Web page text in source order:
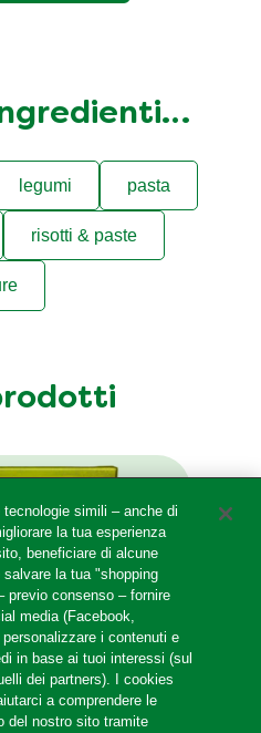
legumi pasta
risotti & paste
simili – anche di
la tua esperienza
beneficiare di alcune
salvare la tua "shopping
previo consenso – fornire
media (Facebook,
i contenuti e
in base ai tuoi interessi (sul
dei partners). I cookies
a comprendere le
del nostro sito tramite